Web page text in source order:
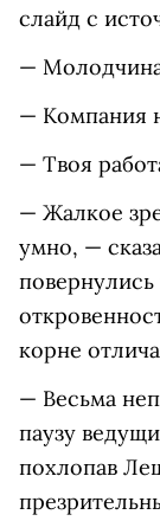
слайд с
—
— Компания
— Твоя
— Жалкое
умно, —
корне
— Весьма
паузу
похлопав